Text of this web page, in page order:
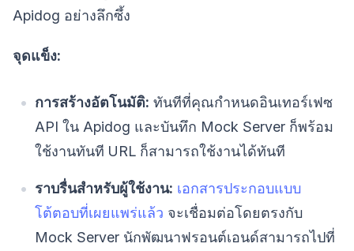
Apidog อย่างลึกซึ้ง
จุดแข็ง:
การสร้างอัตโนมัติ: ทันทีที่คุณกำหนดอินเทอร์เฟซ
API ใน Apidog และบันทึก Mock Server ก็พร้อม
ใช้งานทันที URL ก็สามารถใช้งานได้ทันที
ราบรื่นสำหรับผู้ใช้งาน: เอกสารประกอบแบบ
โต้ตอบที่เผยแพร่แล้ว จะเชื่อมต่อโดยตรงกับ
Mock Server นักพัฒนาฟรอนต์เอนด์สามารถไปที่